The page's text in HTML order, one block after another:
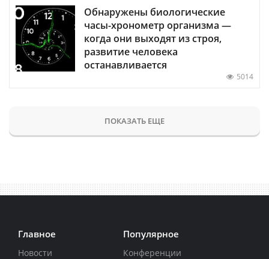
Обнаружены биологические
часы-хронометр организма —
когда они выходят из строя,
развитие человека
останавливается
5014
ПОКАЗАТЬ ЕЩЕ
Главное
Новости
Популярное
Конференции